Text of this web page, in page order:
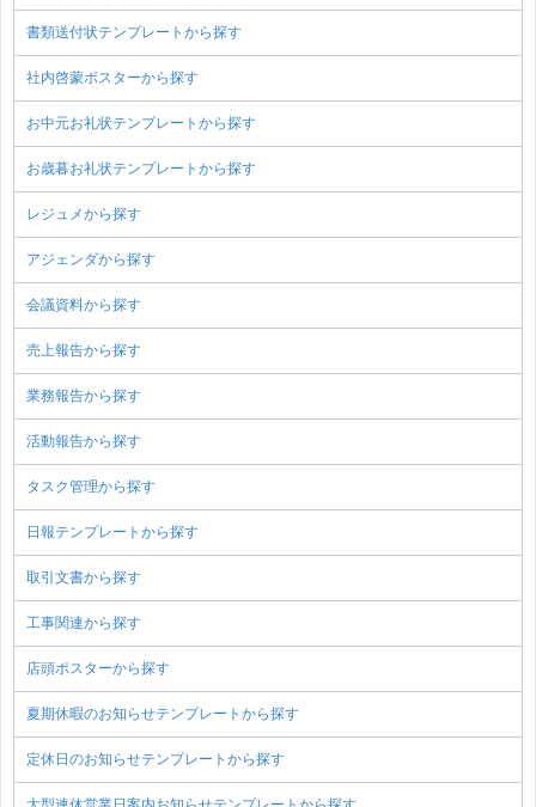
書類送付状テンプレートから探す
社内啓蒙ポスターから探す
お中元お礼状テンプレートから探す
お歳暮お礼状テンプレートから探す
レジュメから探す
アジェンダから探す
会議資料から探す
売上報告から探す
業務報告から探す
活動報告から探す
タスク管理から探す
日報テンプレートから探す
取引文書から探す
工事関連から探す
店頭ポスターから探す
夏期休暇のお知らせテンプレートから探す
定休日のお知らせテンプレートから探す